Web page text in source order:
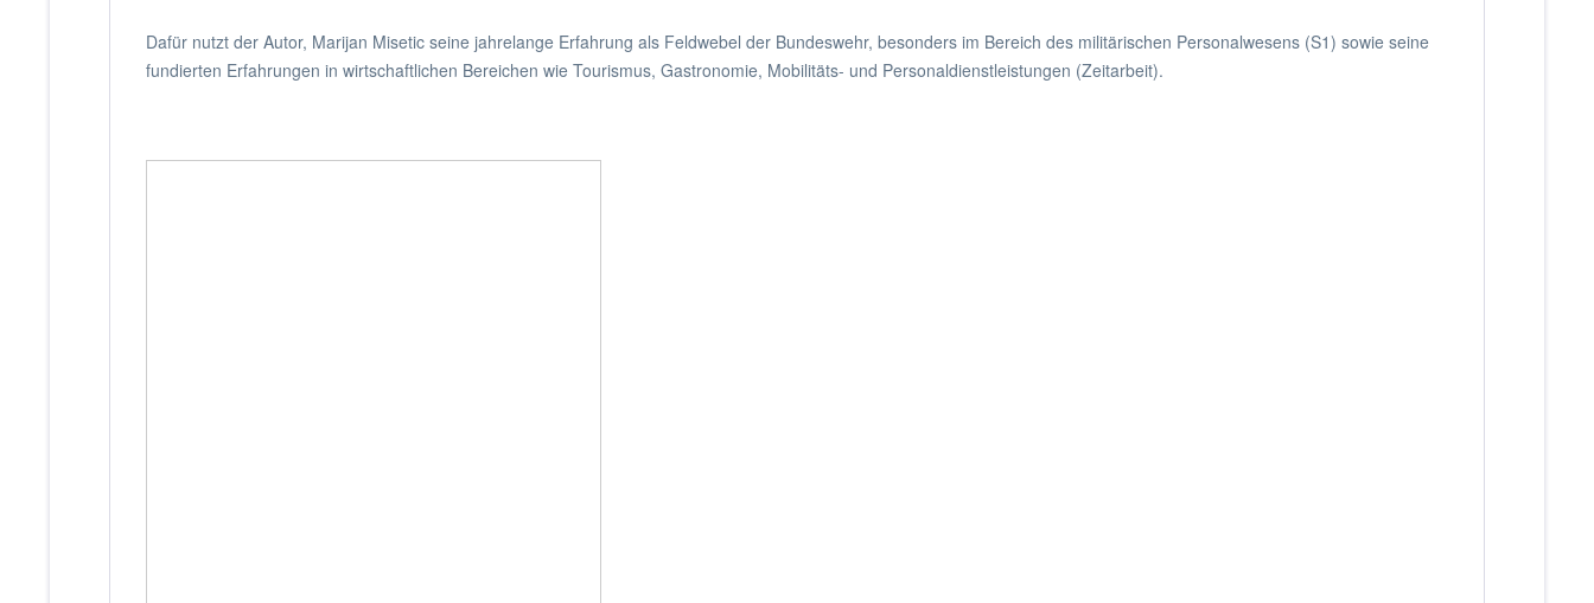
Dafür nutzt der Autor, Marijan Misetic seine jahrelange Erfahrung als Feldwebel der Bundeswehr, besonders im Bereich des militärischen Personalwesens (S1) sowie seine
fundierten Erfahrungen in wirtschaftlichen Bereichen wie Tourismus, Gastronomie, Mobilitäts- und Personaldienstleistungen (Zeitarbeit).